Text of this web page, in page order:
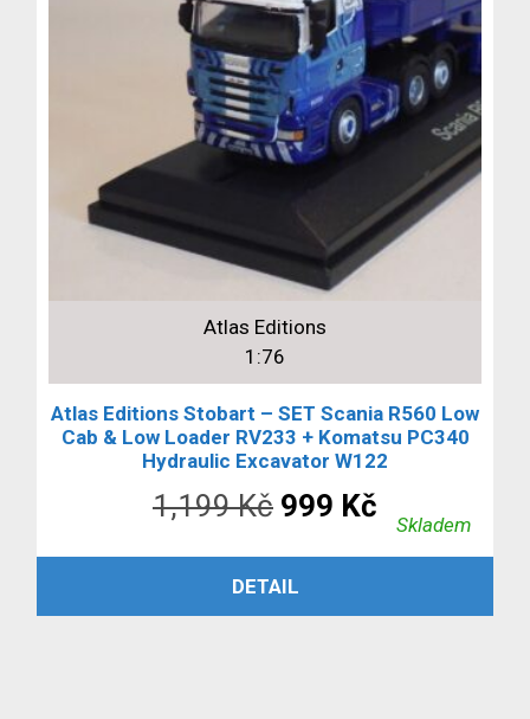
Atlas Editions
1:76
Atlas Editions Stobart – SET Scania R560 Low
Cab & Low Loader RV233 + Komatsu PC340
Hydraulic Excavator W122
1,199Kč Původní
cena
byla:
999 Kč
cena
Skladem
ČTĚTE VÍCE
DETAIL